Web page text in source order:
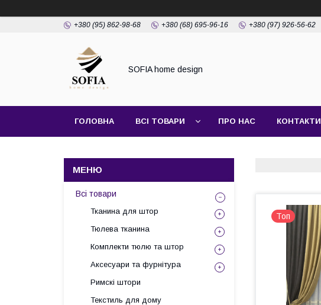
+380 (95) 862-98-68 +380 (68) 695-96-16 +380 (97) 926-56-62
SOFIA home design
ГОЛОВНА ВСІ ТОВАРИ ПРО НАС КОНТАКТИ
Топ
Всі товари
Тканина для штор
Тюлева тканина
Комплекти тюлю та штор
Аксесуари та фурнітура
Римскі штори
Текстиль для дому